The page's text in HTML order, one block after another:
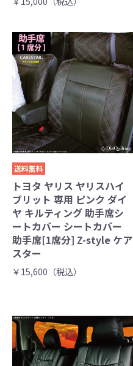
送料無料
トヨタ ヤリス ヤリスハイ
ブリット 専用 ピンク ダイ
ヤ キルティング 助手席シ
ートカバー シートカバー
助手席[1席分] Z-style ケア
スター
￥15,600（税込）